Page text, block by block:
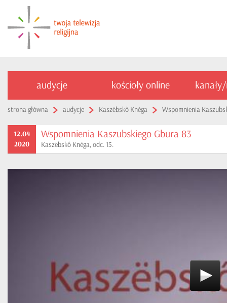
audycje kościoły online
strona główna audycje Kaszëbskô Knéga Wspomnienia
12.04
2020
Wspomnienia Kaszubskiego Gbura 83
Kaszëbskô Knéga, odc. 15.